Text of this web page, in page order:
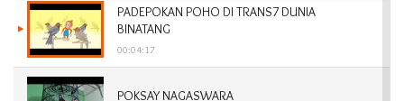
PADEPOKAN POHO DI TRANS7 DUNIA
BINATANG
00:04:17
POKSAY NAGASWARA